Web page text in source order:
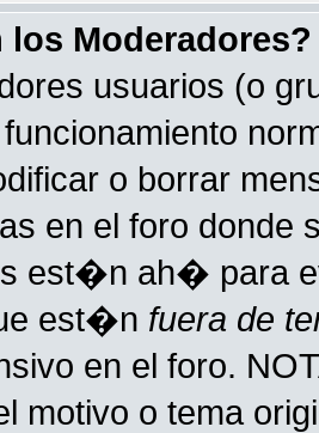
Moderadores?
usuarios (o
funcionamiento
o borrar
en el foro donde
est�n ah� para
est�n fuera de
en el foro.
motivo o tema